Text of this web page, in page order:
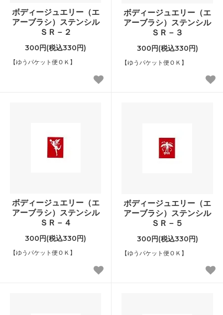
ボディージュエリー（エ
アーブラシ）ステンシル
ＳＲ－２
300円(税込330円)
【ゆうパケット便ＯＫ】
ボディージュエリー（エ
アーブラシ）ステンシル
ＳＲ－３
300円(税込330円)
【ゆうパケット便ＯＫ】
ボディージュエリー（エ
アーブラシ）ステンシル
ＳＲ－４
300円(税込330円)
【ゆうパケット便ＯＫ】
ボディージュエリー（エ
アーブラシ）ステンシル
ＳＲ－５
300円(税込330円)
【ゆうパケット便ＯＫ】